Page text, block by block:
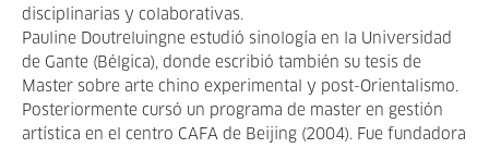
disciplinarias y colaborativas.
Pauline Doutreluingne estudió sinología en la Universidad
de Gante (Bélgica), donde escribió también su tesis de
Master sobre arte chino experimental y post-Orientalismo.
Posteriormente cursó un programa de master en gestión
artística en el centro CAFA de Beijing (2004). Fue fundadora